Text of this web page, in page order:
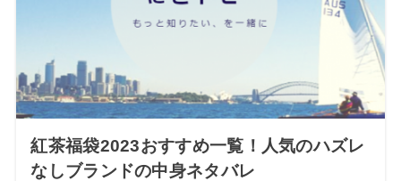
紅茶福袋2023おすすめ一覧！人気のハズレ
なしブランドの中身ネタバレ